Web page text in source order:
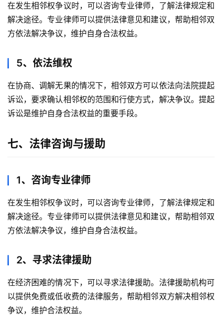
在发生相邻权争议时，可以咨询专业律师，了解法律规定和
解决途径。专业律师可以提供法律意见和建议，帮助相邻双
方依法解决争议，维护自身合法权益。
5、依法维权
在协商、调解无果的情况下，相邻双方可以依法向法院提起
诉讼，要求确认相邻权的范围和行使方式，解决争议。提起
诉讼是维护自身合法权益的重要手段。
七、法律咨询与援助
1、咨询专业律师
在发生相邻权争议时，可以咨询专业律师，了解法律规定和
解决途径。专业律师可以提供法律意见和建议，帮助相邻双
方依法解决争议，维护自身合法权益。
2、寻求法律援助
在经济困难的情况下，可以寻求法律援助。法律援助机构可
以提供免费或低收费的法律服务，帮助相邻双方解决相邻权
争议，维护合法权益。